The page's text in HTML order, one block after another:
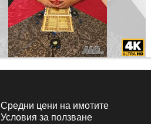
Средни цени на имотите
Условия за ползване